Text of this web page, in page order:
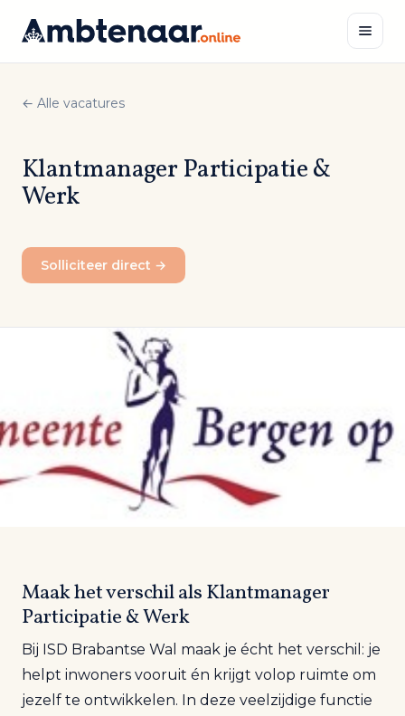
inhoud
← Alle vacatures
Klantmanager Participatie &
Werk
Solliciteer direct →
Maak het verschil als Klantmanager
Participatie & Werk
Bij ISD Brabantse Wal maak je écht het verschil: je
helpt inwoners vooruit én krijgt volop ruimte om
jezelf te ontwikkelen. In deze veelzijdige functie